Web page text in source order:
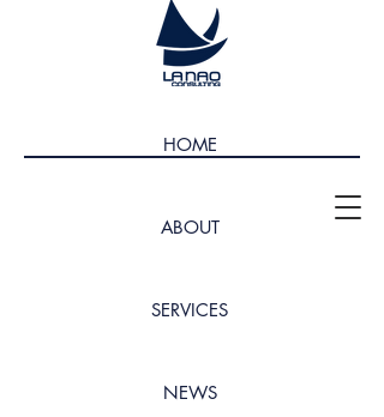
HOME
ABOUT
SERVICES
NEWS